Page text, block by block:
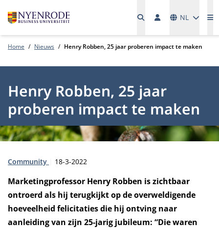
NL
Home Nieuws Henry Robben, 25 jaar proberen impact te maken
Henry Robben, 25 jaar
proberen impact te maken
Type:
Community Publicatiedatum:
18-3-2022
Marketingprofessor Henry Robben is zichtbaar
ontroerd als hij terugkijkt op de overweldigende
hoeveelheid felicitaties die hij ontving naar
aanleiding van zijn 25-jarig jubileum: “Die waren